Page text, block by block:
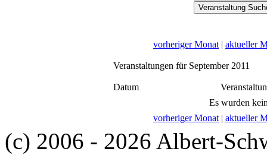
vorheriger Monat | aktueller
Veranstaltungen für September 2011
Datum
Es wurden
vorheriger Monat | aktueller
(c) 2006 - 2026 Albert-